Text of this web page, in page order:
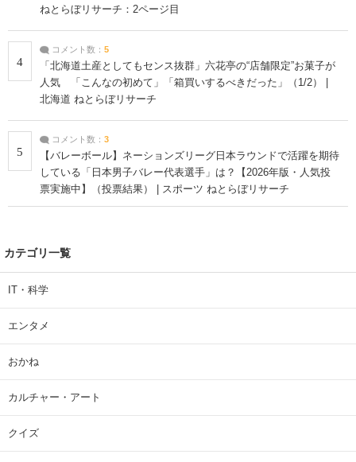
ねとらぼリサーチ：2ページ目
4
コメント数： 5
「北海道土産としてもセンス抜群」六花亭の“店舗限定”お菓子が
人気 「こんなの初めて」「箱買いするべきだった」（1/2） |
北海道 ねとらぼリサーチ
5
コメント数： 3
【バレーボール】ネーションズリーグ日本ラウンドで活躍を期待
している「日本男子バレー代表選手」は？【2026年版・人気投
票実施中】（投票結果） | スポーツ ねとらぼリサーチ
カテゴリ一覧
IT・科学
エンタメ
おかね
カルチャー・アート
クイズ